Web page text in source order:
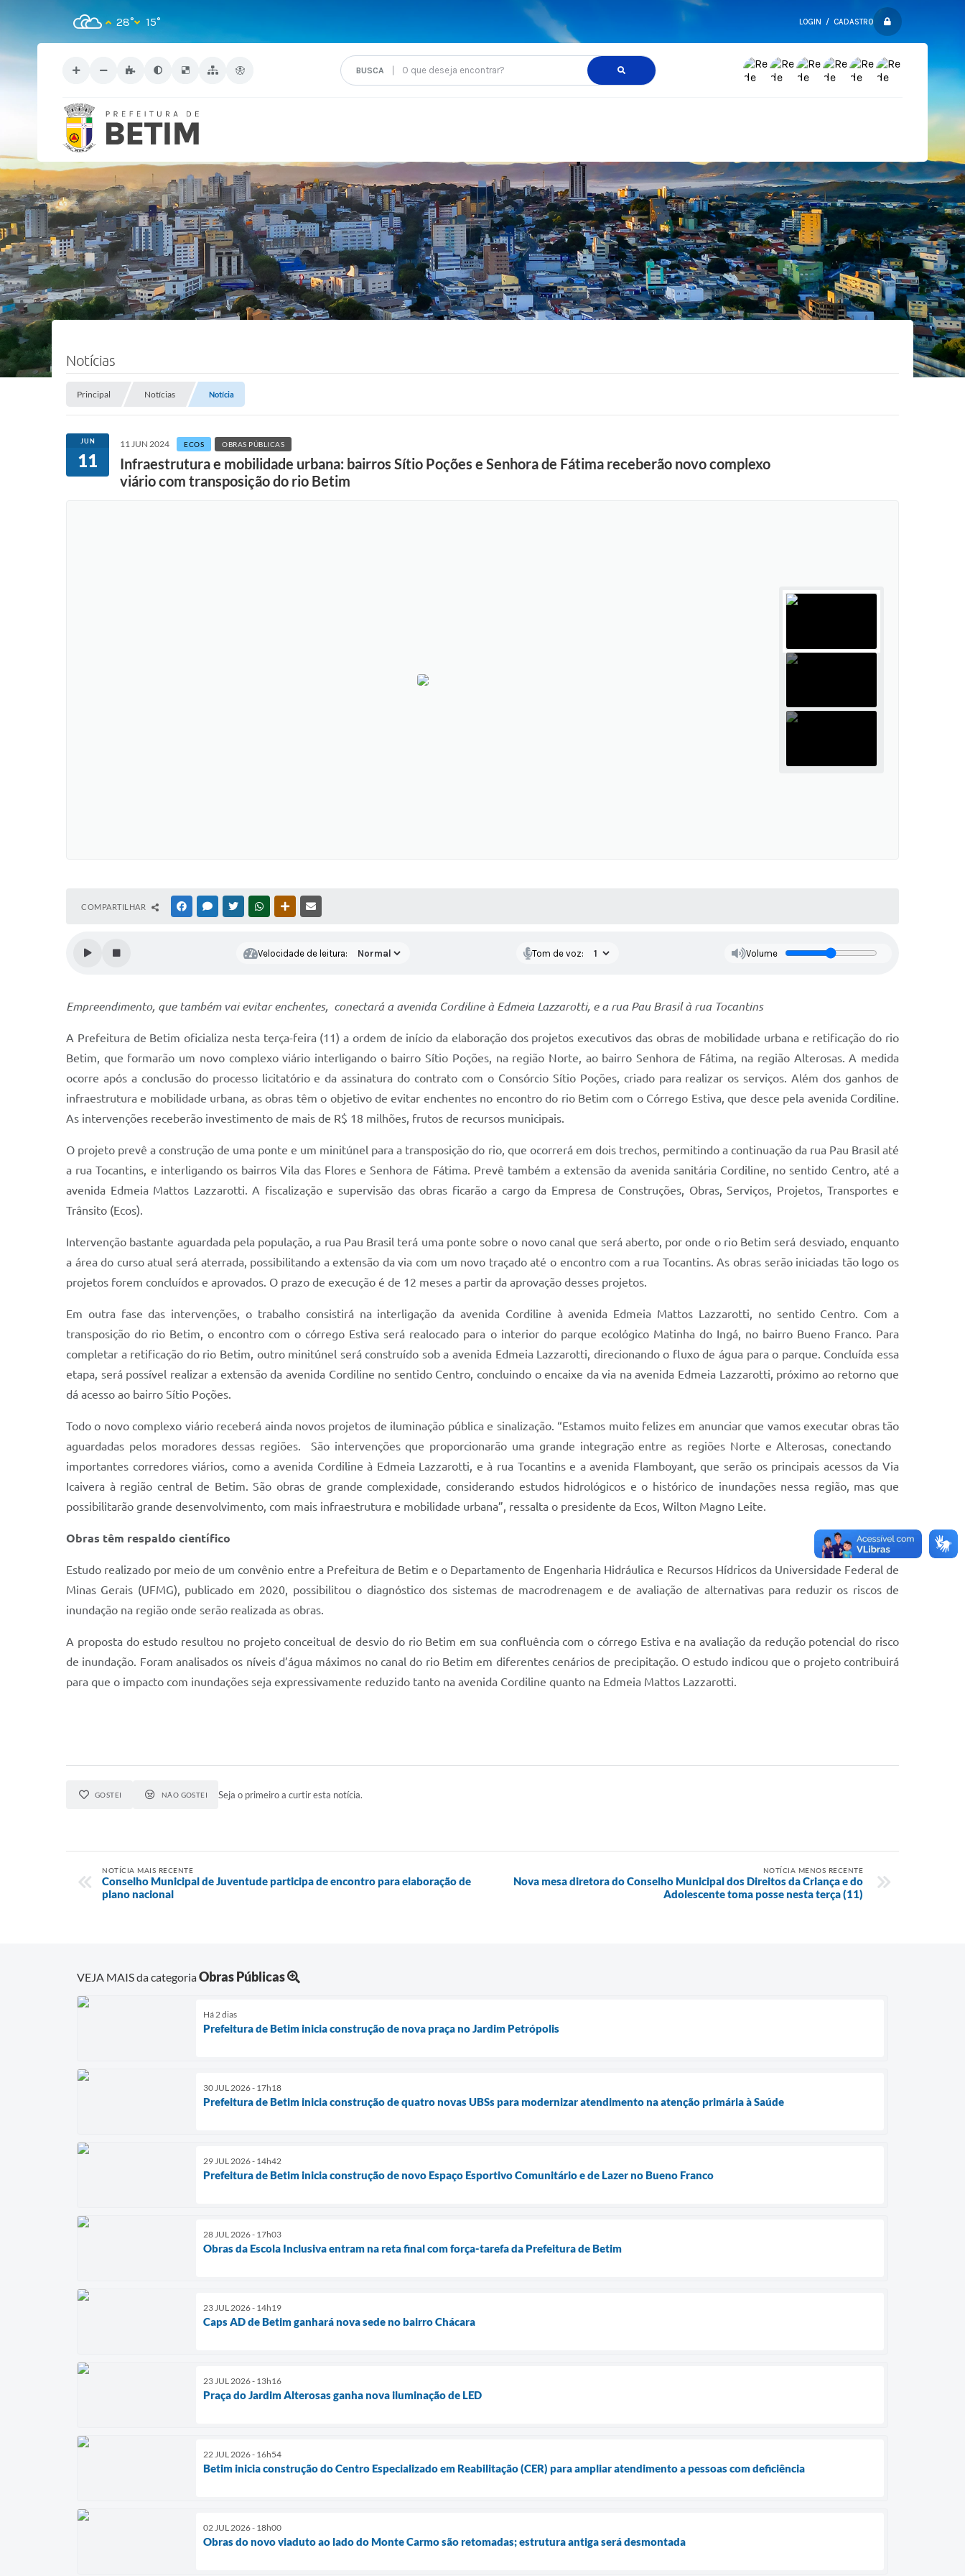
LOGIN / CADASTRO
O que deseja encontrar?
28° 15°
Notícias
Principal Notícias Notícia
JUN
11
11 JUN 2024 ECOS OBRAS PÚBLICAS
Infraestrutura e mobilidade urbana: bairros Sítio Poções e Senhora de Fátima receberão novo complexo
viário com transposição do rio Betim
COMPARTILHAR FACEBOOKMESSENGER
TWITTERWHATSAPPOUTRAS MÍDIAS
Velocidade de leitura: Tom de voz: Volume
Empreendimento, que também vai evitar enchentes, conectará a avenida Cordiline à Edmeia Lazzarotti, e a rua Pau Brasil à rua Tocantins
A Prefeitura de Betim oficializa nesta terça-feira (11) a ordem de início da elaboração dos projetos executivos das obras de mobilidade urbana e retificação do rio
Betim, que formarão um novo complexo viário interligando o bairro Sítio Poções, na região Norte, ao bairro Senhora de Fátima, na região Alterosas. A medida
ocorre após a conclusão do processo licitatório e da assinatura do contrato com o Consórcio Sítio Poções, criado para realizar os serviços. Além dos ganhos de
infraestrutura e mobilidade urbana, as obras têm o objetivo de evitar enchentes no encontro do rio Betim com o Córrego Estiva, que desce pela avenida Cordiline.
As intervenções receberão investimento de mais de R$ 18 milhões, frutos de recursos municipais.
O projeto prevê a construção de uma ponte e um minitúnel para a transposição do rio, que ocorrerá em dois trechos, permitindo a continuação da rua Pau Brasil até
a rua Tocantins, e interligando os bairros Vila das Flores e Senhora de Fátima. Prevê também a extensão da avenida sanitária Cordiline, no sentido Centro, até a
avenida Edmeia Mattos Lazzarotti. A fiscalização e supervisão das obras ficarão a cargo da Empresa de Construções, Obras, Serviços, Projetos, Transportes e
Trânsito (Ecos).
Intervenção bastante aguardada pela população, a rua Pau Brasil terá uma ponte sobre o novo canal que será aberto, por onde o rio Betim será desviado, enquanto
a área do curso atual será aterrada, possibilitando a extensão da via com um novo traçado até o encontro com a rua Tocantins. As obras serão iniciadas tão logo os
projetos forem concluídos e aprovados. O prazo de execução é de 12 meses a partir da aprovação desses projetos.
Em outra fase das intervenções, o trabalho consistirá na interligação da avenida Cordiline à avenida Edmeia Mattos Lazzarotti, no sentido Centro. Com a
transposição do rio Betim, o encontro com o córrego Estiva será realocado para o interior do parque ecológico Matinha do Ingá, no bairro Bueno Franco. Para
completar a retificação do rio Betim, outro minitúnel será construído sob a avenida Edmeia Lazzarotti, direcionando o fluxo de água para o parque. Concluída essa
etapa, será possível realizar a extensão da avenida Cordiline no sentido Centro, concluindo o encaixe da via na avenida Edmeia Lazzarotti, próximo ao retorno que
dá acesso ao bairro Sítio Poções.
Todo o novo complexo viário receberá ainda novos projetos de iluminação pública e sinalização. “Estamos muito felizes em anunciar que vamos executar obras tão
aguardadas pelos moradores dessas regiões. São intervenções que proporcionarão uma grande integração entre as regiões Norte e Alterosas, conectando
importantes corredores viários, como a avenida Cordiline à Edmeia Lazzarotti, e à rua Tocantins e a avenida Flamboyant, que serão os principais acessos da Via
Icaivera à região central de Betim. São obras de grande complexidade, considerando estudos hidrológicos e o histórico de inundações nessa região, mas que
possibilitarão grande desenvolvimento, com mais infraestrutura e mobilidade urbana”, ressalta o presidente da Ecos, Wilton Magno Leite.
Obras têm respaldo científico
Estudo realizado por meio de um convênio entre a Prefeitura de Betim e o Departamento de Engenharia Hidráulica e Recursos Hídricos da Universidade Federal de
Minas Gerais (UFMG), publicado em 2020, possibilitou o diagnóstico dos sistemas de macrodrenagem e de avaliação de alternativas para reduzir os riscos de
inundação na região onde serão realizada as obras.
A proposta do estudo resultou no projeto conceitual de desvio do rio Betim em sua confluência com o córrego Estiva e na avaliação da redução potencial do risco
de inundação. Foram analisados os níveis d’água máximos no canal do rio Betim em diferentes cenários de precipitação. O estudo indicou que o projeto contribuirá
para que o impacto com inundações seja expressivamente reduzido tanto na avenida Cordiline quanto na Edmeia Mattos Lazzarotti.
GOSTEI NÃO GOSTEI Seja o primeiro a curtir esta notícia.
NOTÍCIA MAIS RECENTE
Conselho Municipal de Juventude participa de encontro para elaboração de
plano nacional
NOTÍCIA MENOS RECENTE
Nova mesa diretora do Conselho Municipal dos Direitos da Criança e do
Adolescente toma posse nesta terça (11)
VEJA MAIS da categoriaObras Públicas
Há 2 dias
Prefeitura de Betim inicia construção de nova praça no Jardim Petrópolis
30 JUL 2026 - 17h18
Prefeitura de Betim inicia construção de quatro novas UBSs para modernizar atendimento na atenção primária à Saúde
29 JUL 2026 - 14h42
Prefeitura de Betim inicia construção de novo Espaço Esportivo Comunitário e de Lazer no Bueno Franco
28 JUL 2026 - 17h03
Obras da Escola Inclusiva entram na reta final com força-tarefa da Prefeitura de Betim
23 JUL 2026 - 14h19
Caps AD de Betim ganhará nova sede no bairro Chácara
23 JUL 2026 - 13h16
Praça do Jardim Alterosas ganha nova iluminação de LED
22 JUL 2026 - 16h54
Betim inicia construção do Centro Especializado em Reabilitação (CER) para ampliar atendimento a pessoas com deficiência
02 JUL 2026 - 18h00
Obras do novo viaduto ao lado do Monte Carmo são retomadas; estrutura antiga será desmontada